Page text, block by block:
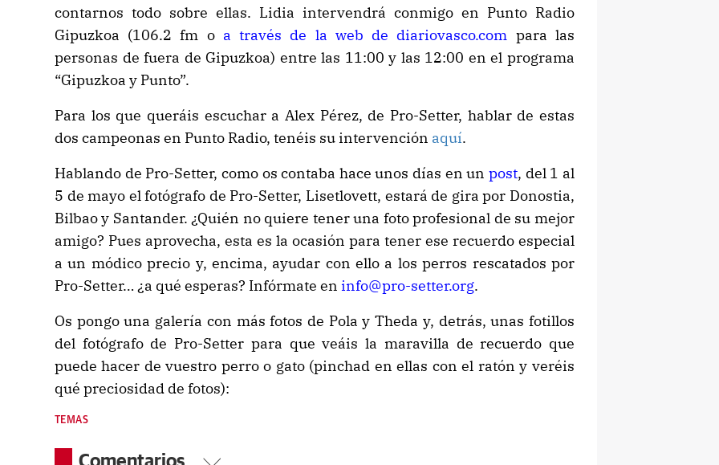
contarnos todo sobre ellas. Lidia intervendrá conmigo en Punto Radio
Gipuzkoa (106.2 fm o a través de la web de diariovasco.com para las
personas de fuera de Gipuzkoa) entre las 11:00 y las 12:00 en el programa
“Gipuzkoa y Punto”.
Para los que queráis escuchar a Alex Pérez, de Pro-Setter, hablar de estas
dos campeonas en Punto Radio, tenéis su intervención aquí.
Hablando de Pro-Setter, como os contaba hace unos días en unpost, del 1 al
5 de mayo el fotógrafo de Pro-Setter, Lisetlovett, estará de gira por Donostia,
Bilbao y Santander. ¿Quién no quiere tener una foto profesional de su mejor
amigo? Pues aprovecha, esta es la ocasión para tener ese recuerdo especial
a un módico precio y, encima, ayudar con ello a los perros rescatados por
Pro-Setter… ¿a qué esperas? Infórmate en info@pro-setter.org.
Os pongo una galería con más fotos de Pola y Theda y, detrás, unas fotillos
del fotógrafo de Pro-Setter para que veáis la maravilla de recuerdo que
puede hacer de vuestro perro o gato (pinchad en ellas con el ratón y veréis
qué preciosidad de fotos):
TEMAS
Comentarios